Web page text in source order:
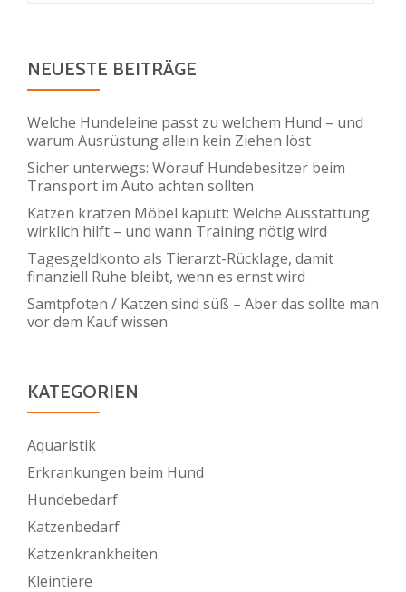
NEUESTE BEITRÄGE
Welche Hundeleine passt zu welchem Hund – und
warum Ausrüstung allein kein Ziehen löst
Sicher unterwegs: Worauf Hundebesitzer beim
Transport im Auto achten sollten
Katzen kratzen Möbel kaputt: Welche Ausstattung
wirklich hilft – und wann Training nötig wird
Tagesgeldkonto als Tierarzt-Rücklage, damit
finanziell Ruhe bleibt, wenn es ernst wird
Samtpfoten / Katzen sind süß – Aber das sollte man
vor dem Kauf wissen
KATEGORIEN
Aquaristik
Erkrankungen beim Hund
Hundebedarf
Katzenbedarf
Katzenkrankheiten
Kleintiere